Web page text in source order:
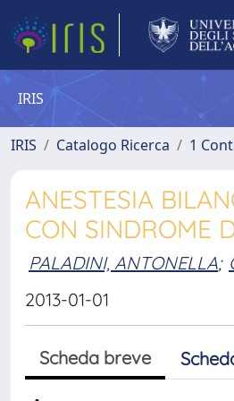
IRIS
IRIS Catalogo Ricerca 1
ANESTESIA
CON SINDROME
PALADINI, ANTONELLA;
2013-01-01
Scheda breve